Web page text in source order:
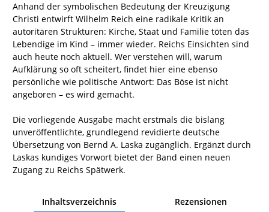
Anhand der symbolischen Bedeutung der Kreuzigung
Christi entwirft Wilhelm Reich eine radikale Kritik an
autoritären Strukturen: Kirche, Staat und Familie töten das
Lebendige im Kind – immer wieder. Reichs Einsichten sind
auch heute noch aktuell. Wer verstehen will, warum
Aufklärung so oft scheitert, findet hier eine ebenso
persönliche wie politische Antwort: Das Böse ist nicht
angeboren – es wird gemacht.
Die vorliegende Ausgabe macht erstmals die bislang
unveröffentlichte, grundlegend revidierte deutsche
Übersetzung von Bernd A. Laska zugänglich. Ergänzt durch
Laskas kundiges Vorwort bietet der Band einen neuen
Zugang zu Reichs Spätwerk.
Inhaltsverzeichnis Rezensionen